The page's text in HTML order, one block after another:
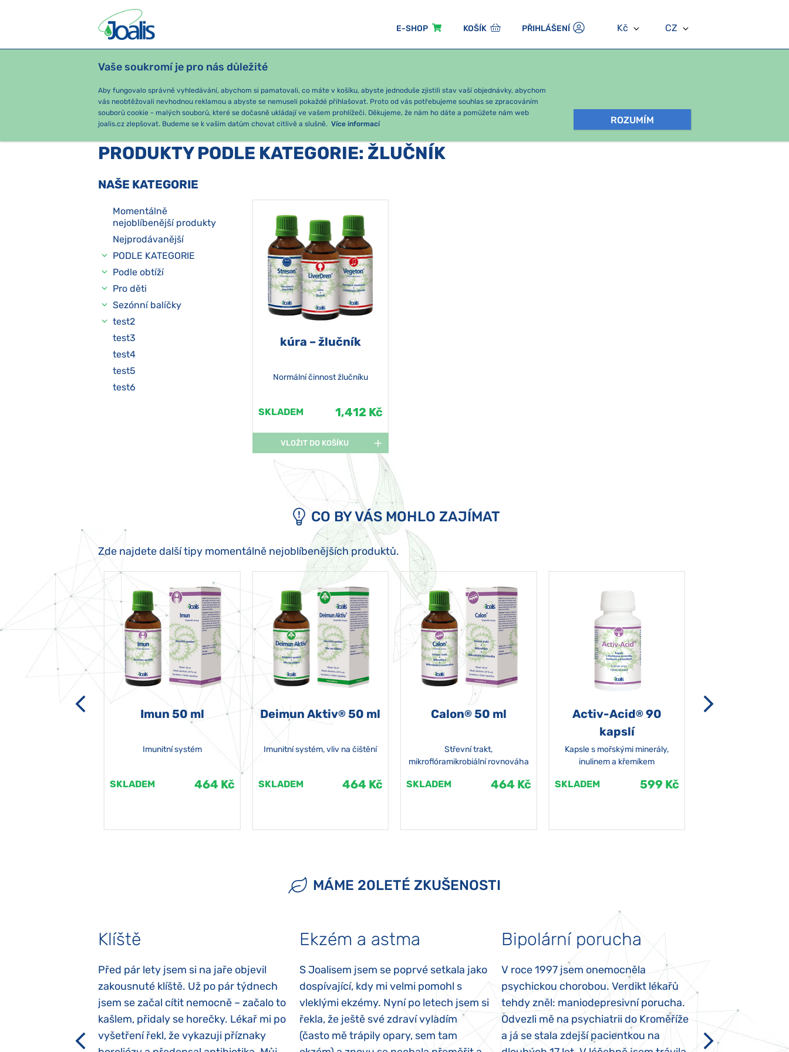
E-SHOP KOŠÍK PŘIHLÁŠENÍ Kč CZ
Vaše soukromí je pro nás důležité
Aby fungovalo správně vyhledávání, abychom si pamatovali, co máte v košíku, abyste jednoduše zjistili stav vaší objednávky, abychom
vás neobtěžovali nevhodnou reklamou a abyste se nemuseli pokaždé přihlašovat. Proto od vás potřebujeme souhlas se zpracováním
souborů cookie - malých souborů, které se dočasně ukládají ve vašem prohlížeči. Děkujeme, že nám ho dáte a pomůžete nám web
joalis.cz zlepšovat. Budeme se k vašim datům chovat citlivě a slušně. Více informací ROZUMÍM
PRODUKTY PODLE OBTÍŽÍ SEZÓNNÍ BALÍČKY
PRODUKTY PODLE KATEGORIE: ŽLUČNÍK
NAŠE KATEGORIE
Momentálně
nejoblíbenější produkty
Nejprodávanější
PODLE KATEGORIE
Podle obtíží
Pro děti
Sezónní balíčky
test2
test3
test4
test5
test6
kúra – žlučník
Normální činnost žlučníku
SKLADEM 1,412 Kč
VLOŽIT DO KOŠÍKU
CO BY VÁS MOHLO ZAJÍMAT
Zde najdete další tipy momentálně nejoblíbenějších produktů.
Imun 50 ml
Imunitní systém
SKLADEM 464 Kč
Deimun Aktiv® 50 ml
Imunitní systém, vliv na čištění
SKLADEM 464 Kč
Calon®50 ml
Střevní trakt,
mikroflóramikrobiální rovnováha
SKLADEM 464 Kč
Activ-Acid®90
kapslí
Kapsle s mořskými minerály,
inulinem a křemíkem
SKLADEM 599 Kč
MÁME 20LETÉ ZKUŠENOSTI
Klíště
Před pár lety jsem si na jaře objevil
zakousnuté klíště. Už po pár týdnech
jsem se začal cítit nemocně – začalo to
kašlem, přidaly se horečky. Lékař mi po
vyšetření řekl, že vykazuji příznaky
Ekzém a astma
S Joalisem jsem se poprvé setkala jako
dospívající, kdy mi velmi pomohl s
vleklými ekzémy. Nyní po letech jsem si
řekla, že ještě své zdraví vyladím
(často mě trápily opary, sem tam
Bipolární porucha
V roce 1997 jsem onemocněla
psychickou chorobou. Verdikt lékařů
tehdy zněl: maniodepresivní porucha.
Odvezli mě na psychiatrii do Kroměříže
a já se stala zdejší pacientkou na
narození,
který je u